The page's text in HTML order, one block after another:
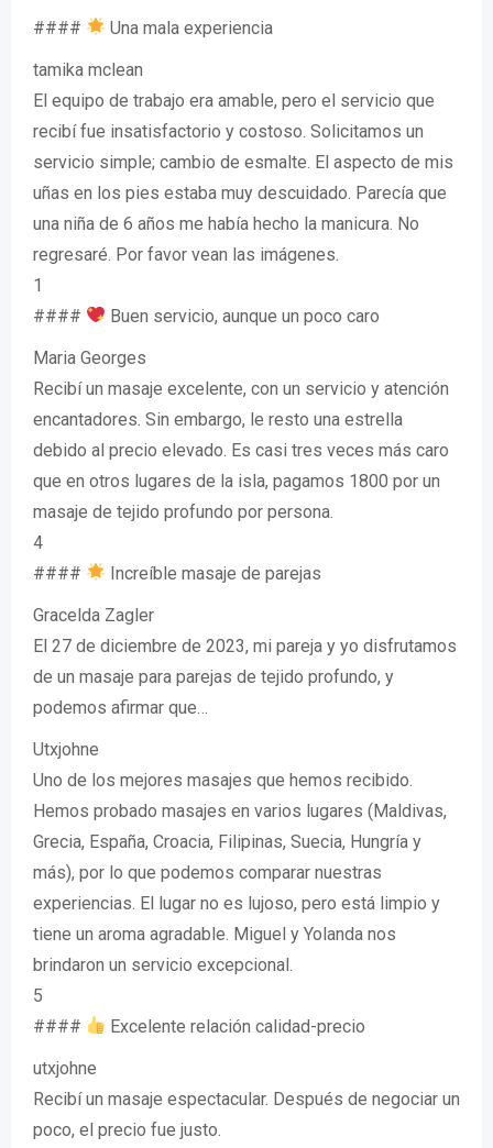
####
Una mala experiencia
tamika mclean
El equipo de trabajo era amable, pero el servicio que
recibí fue insatisfactorio y costoso. Solicitamos un
servicio simple; cambio de esmalte. El aspecto de mis
uñas en los pies estaba muy descuidado. Parecía que
una niña de 6 años me había hecho la manicura. No
regresaré. Por favor vean las imágenes.
1
####
Buen servicio, aunque un poco caro
Maria Georges
Recibí un masaje excelente, con un servicio y atención
encantadores. Sin embargo, le resto una estrella
debido al precio elevado. Es casi tres veces más caro
que en otros lugares de la isla, pagamos 1800 por un
masaje de tejido profundo por persona.
4
####
Increíble masaje de parejas
Gracelda Zagler
El 27 de diciembre de 2023, mi pareja y yo disfrutamos
de un masaje para parejas de tejido profundo, y
podemos afirmar que…
Utxjohne
Uno de los mejores masajes que hemos recibido.
Hemos probado masajes en varios lugares (Maldivas,
Grecia, España, Croacia, Filipinas, Suecia, Hungría y
más), por lo que podemos comparar nuestras
experiencias. El lugar no es lujoso, pero está limpio y
tiene un aroma agradable. Miguel y Yolanda nos
brindaron un servicio excepcional.
5
####
Excelente relación calidad-precio
utxjohne
Recibí un masaje espectacular. Después de negociar un
poco, el precio fue justo.